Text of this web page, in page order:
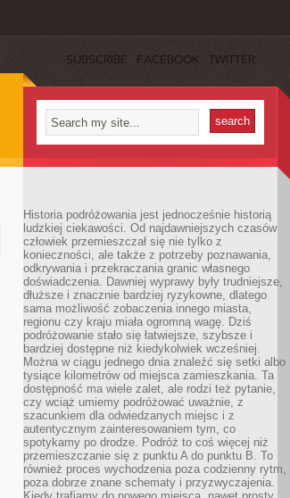
SUBSCRIBE FACEBOOK TWITTER
Historia podróżowania jest jednocześnie historią
ludzkiej ciekawości. Od najdawniejszych czasów
człowiek przemieszczał się nie tylko z
konieczności, ale także z potrzeby poznawania,
odkrywania i przekraczania granic własnego
doświadczenia. Dawniej wyprawy były trudniejsze,
dłuższe i znacznie bardziej ryzykowne, dlatego
sama możliwość zobaczenia innego miasta,
regionu czy kraju miała ogromną wagę. Dziś
podróżowanie stało się łatwiejsze, szybsze i
bardziej dostępne niż kiedykolwiek wcześniej.
Można w ciągu jednego dnia znaleźć się setki albo
tysiące kilometrów od miejsca zamieszkania. Ta
dostępność ma wiele zalet, ale rodzi też pytanie,
czy wciąż umiemy podróżować uważnie, z
szacunkiem dla odwiedzanych miejsc i z
autentycznym zainteresowaniem tym, co
spotykamy po drodze. Podróż to coś więcej niż
przemieszczanie się z punktu A do punktu B. To
również proces wychodzenia poza codzienny rytm,
poza dobrze znane schematy i przyzwyczajenia.